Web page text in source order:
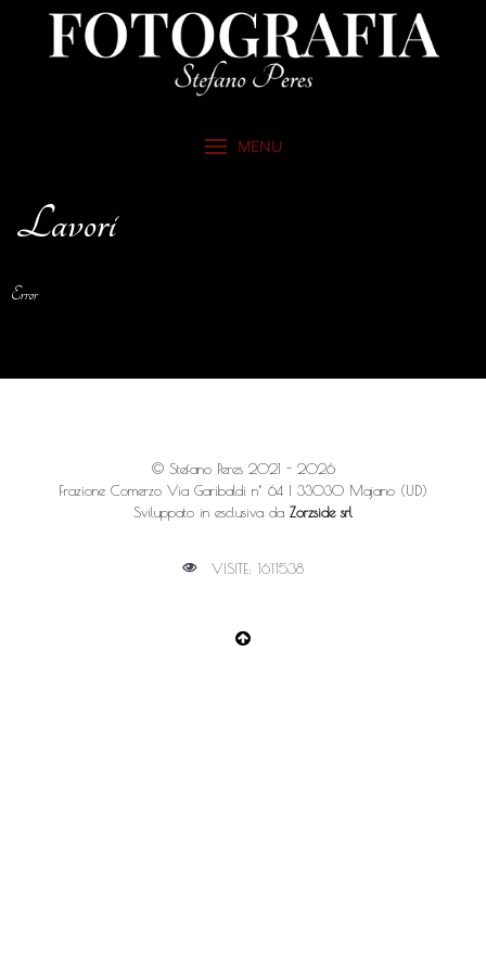
MENU
Lavori
Error
© Stefano Peres 2021 - 2026
Frazione Comerzo Via Garibaldi n° 64 | 33030 Majano (UD)
Sviluppato in esclusiva da Zorzside srl
VISITE: 1611538